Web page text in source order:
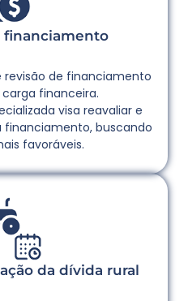
financiamento
de financiamento
financeira.
visa reavaliar e
financiamento, buscando
favoráveis.
da dívida rural